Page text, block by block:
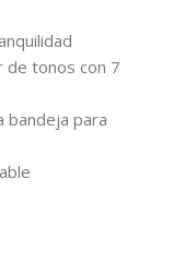
de tonos con 7
bandeja para